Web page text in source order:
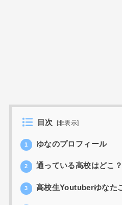
目次 [非表示]
1 ゆなのプロフィール
2 通っている高校はどこ？
3 高校生Youtuberゆなた